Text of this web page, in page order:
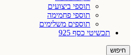
תוספי ביצועים
תוספי פחמימה
תוספים משלימים
תכשיטי כסף 925
חיפוש